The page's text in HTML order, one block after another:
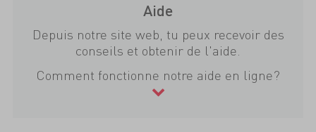
Aide
Depuis notre site web, tu peux recevoir des
conseils et obtenir de l'aide.
Comment fonctionne notre aide en ligne?